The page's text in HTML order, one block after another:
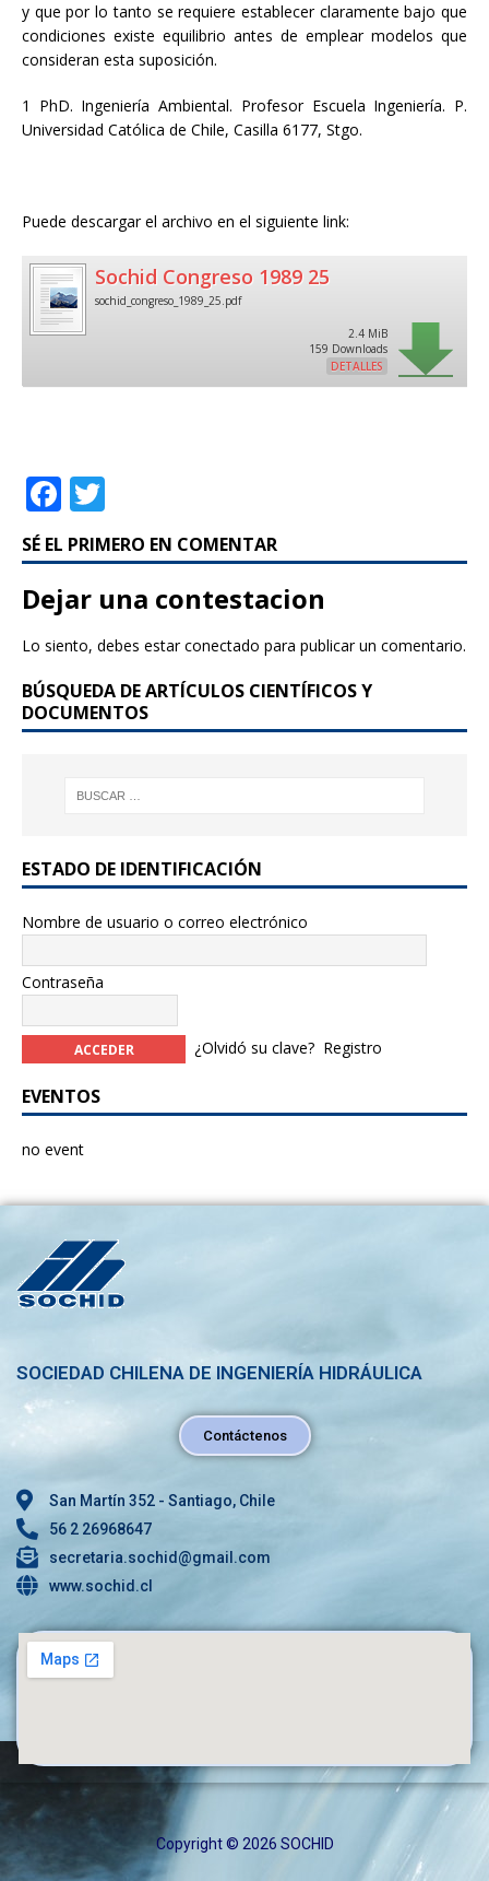
y que por lo tanto se requiere establecer claramente bajo que
condiciones existe equilibrio antes de emplear modelos que
consideran esta suposición.
1 PhD. Ingeniería Ambiental. Profesor Escuela Ingeniería. P.
Universidad Católica de Chile, Casilla 6177, Stgo.
Puede descargar el archivo en el siguiente link:
Sochid Congreso 1989 25
sochid_congreso_1989_25.pdf
2.4 MiB
159 Downloads
DETALLES
F
a
c
e
b
o
k
w
it
te
r
SÉ EL PRIMERO EN COMENTAR
Dejar una contestacion
Lo siento, debes estarconectado para publicar un comentario.
BÚSQUEDA DE ARTÍCULOS CIENTÍFICOS Y
DOCUMENTOS
ESTADO DE IDENTIFICACIÓN
Nombre de usuario o correo electrónico
Contraseña
¿Olvidó su clave? Registro
EVENTOS
no event
SOCIEDAD CHILENA DE INGENIERÍA HIDRÁULICA
Contáctenos
San Martín 352 - Santiago, Chile
56 2 26968647
secretaria.sochid@gmail.com
www.sochid.cl
Copyright © 2026 SOCHID